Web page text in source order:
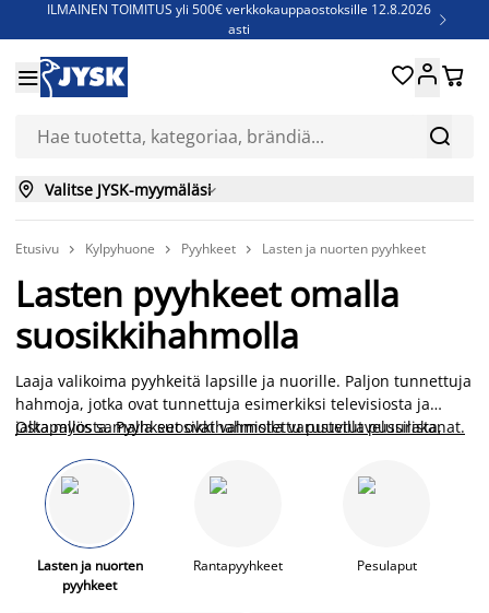
ILMAINEN TOIMITUS yli 500€ verkkokauppaostoksille 12.8.2026
asti

Jenkkisänkyjä - Säästä jopa 60%


 
 Valitse JYSK-myymäläsi
Etusivu  Kylpyhuone  Pyyhkeet  Lasten ja nuorten pyyhkeet
Lasten pyyhkeet omalla
suosikkihahmolla
Laaja valikoima pyyhkeitä lapsille ja nuorille. Paljon tunnettuja
hahmoja, jotka ovat tunnettuja esimerkiksi televisiosta ja
jalkapallosta. Pyyhkeet ovat valmistettu puuvillaveluurista,
jälkeen. Pyyhkeet toimivat myös kätevänä makuualustana
esimerkiksi rannalla.
Osta myös samalla suosikkihahmolla varustetut pussilakanat.
Lasten ja nuorten
pyyhkeet
Rantapyyhkeet Pesulaput